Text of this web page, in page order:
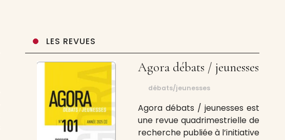
LES REVUES
Agora débats / jeunesses
débats/jeunesses
Agora débats / jeunesses est
une revue quadrimestrielle de
recherche publiée à l’initiative